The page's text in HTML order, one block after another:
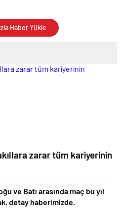
Haber Yükle
zarar tüm kariyerinin
ve Batı arasında maç bu yıl
detay haberimizde.